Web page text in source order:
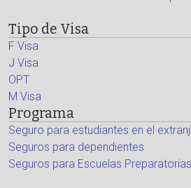
Tipo de Visa
F Visa
J Visa
OPT
M Visa
Programa
Seguro para estudiantes en el
Seguros para dependientes
Seguros para Escuelas